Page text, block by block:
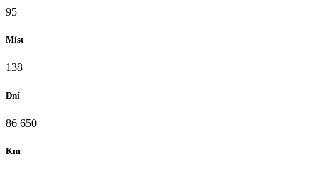
95
Míst
138
Dní
86 650
Km